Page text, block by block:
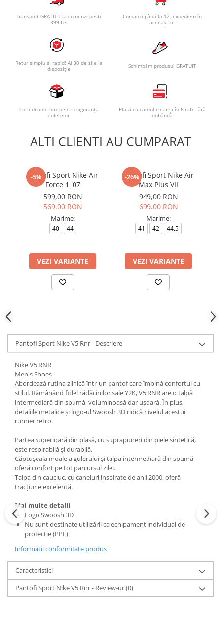
Transport GRATUIT la comenzi peste
399 Lei
Comanzi până la 12, expediem în
aceeași zi!
Retur simplu și rapid! Ai 30 de zile la
dispoziție
Schimbăm produsul GRATUIT
Cutii double box pentru siguranța
coletelor
Plată cu cardul chiar și în 6 rate fără
dobândă
ALTI CLIENTI AU CUMPARAT
-5%
Pantofi Sport Nike Air
Force 1 '07
599,00 RON
569,00 RON
Marime:
40 44
VEZI VARIANTE
-26%
Pantofi Sport Nike Air
Max Plus VII
949,00 RON
699,00 RON
Marime:
41 42 44.5
VEZI VARIANTE
Pantofi Sport Nike V5 Rnr - Descriere
Nike V5 RNR
Men's Shoes
Abordează rutina zilnică într-un pantof care îmbină confortul cu
stilul. Rămânând fidel rădăcinilor sale Y2K, V5 RNR are o talpă
intermediară din spumă, voluminoasă dar ușoară. În plus,
detaliile metalice și logo‑ul Swoosh 3D ridică nivelul acestui
runner retro.
Partea superioară din plasă, cu suprapuneri din piele sintetică,
este respirabilă și durabilă.
Căptușeala moale a gulerului și talpa intermediară din spumă
oferă confort pe tot parcursul zilei.
Talpa din cauciuc, cu caneluri inspirate de anii 2000, oferă
tracțiune excelentă.
Mai multe detalii
Logo Swoosh 3D
Nu sunt destinate utilizării ca echipament individual de
protecție (PPE)
Informatii conformitate produs
Caracteristici
Pantofi Sport Nike V5 Rnr - Review-uri(0)